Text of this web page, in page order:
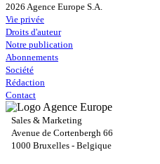
2026 Agence Europe S.A.
Vie privée
Droits d'auteur
Notre publication
Abonnements
Société
Rédaction
Contact
Sales & Marketing
Avenue de Cortenbergh 66
1000 Bruxelles - Belgique